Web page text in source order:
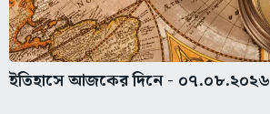
ইতিহাসে আজকের দিনে - ০৭.০৮.২০২৬